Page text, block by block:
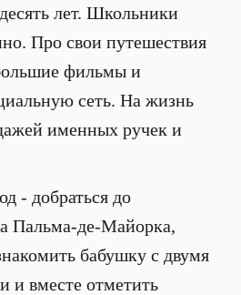
лет. Школьники
Про свои путешествия
фильмы и
сеть. На жизнь
именных ручек и
- добраться до
Пальма-де-Майорка,
бабушку с двумя
вместе отметить